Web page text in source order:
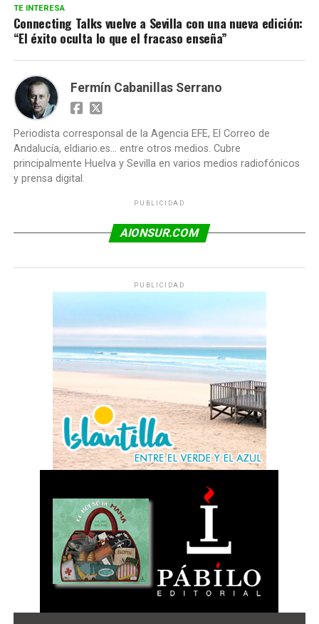
TE INTERESA
Connecting Talks vuelve a Sevilla con una nueva edición:
“El éxito oculta lo que el fracaso enseña”
Fermín Cabanillas Serrano
Periodista corresponsal de la Agencia EFE, El Correo de
Andalucía, eldiario.es... entre otros medios. Cubre
principalmente Huelva y Sevilla en varios medios radiofónicos
y prensa digital.
PUBLICIDAD
AIONSUR.COM
PUBLICIDAD